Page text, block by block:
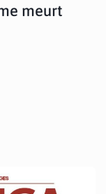
meurt